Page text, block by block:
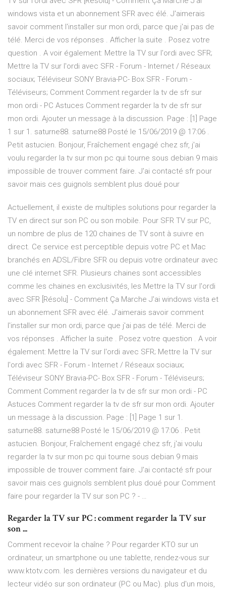
windows vista et un abonnement SFR avec élé. J'aimerais
savoir comment l'installer sur mon ordi, parce que j'ai pas de
télé. Merci de vos réponses . Afficher la suite . Posez votre
question . A voir également: Mettre la TV sur l'ordi avec SFR;
Mettre la TV sur l'ordi avec SFR - Forum - Internet / Réseaux
sociaux; Téléviseur SONY Bravia-PC- Box SFR - Forum -
Téléviseurs; Comment Comment regarder la tv de sfr sur
mon ordi - PC Astuces Comment regarder la tv de sfr sur
mon ordi. Ajouter un message à la discussion. Page : [1] Page
1 sur 1. saturne88. saturne88 Posté le 15/06/2019 @ 17:06 .
Petit astucien. Bonjour, Fraîchement engagé chez sfr, j'ai
voulu regarder la tv sur mon pc qui tourne sous debian 9 mais
impossible de trouver comment faire. J'ai contacté sfr pour
savoir mais ces guignols semblent plus doué pour
Actuellement, il existe de multiples solutions pour regarder la
TV en direct sur son PC ou son mobile. Pour SFR TV sur PC,
un nombre de plus de 120 chaines de TV sont à suivre en
direct. Ce service est perceptible depuis votre PC et Mac
branchés en ADSL/Fibre SFR ou depuis votre ordinateur avec
une clé internet SFR. Plusieurs chaines sont accessibles
comme les chaines en exclusivités, les Mettre la TV sur l'ordi
avec SFR [Résolu] - Comment Ça Marche J'ai windows vista et
un abonnement SFR avec élé. J'aimerais savoir comment
l'installer sur mon ordi, parce que j'ai pas de télé. Merci de
vos réponses . Afficher la suite . Posez votre question . A voir
également: Mettre la TV sur l'ordi avec SFR; Mettre la TV sur
l'ordi avec SFR - Forum - Internet / Réseaux sociaux;
Téléviseur SONY Bravia-PC- Box SFR - Forum - Téléviseurs;
Comment Comment regarder la tv de sfr sur mon ordi - PC
Astuces Comment regarder la tv de sfr sur mon ordi. Ajouter
un message à la discussion. Page : [1] Page 1 sur 1.
saturne88. saturne88 Posté le 15/06/2019 @ 17:06 . Petit
astucien. Bonjour, Fraîchement engagé chez sfr, j'ai voulu
regarder la tv sur mon pc qui tourne sous debian 9 mais
impossible de trouver comment faire. J'ai contacté sfr pour
savoir mais ces guignols semblent plus doué pour Comment
faire pour regarder la TV sur son PC ? - …
Regarder la TV sur PC : comment regarder la TV sur
son ...
Comment recevoir la chaîne ? Pour regarder KTO sur un
ordinateur, un smartphone ou une tablette, rendez-vous sur
www.ktotv.com. les dernières versions du navigateur et du
lecteur vidéo sur son ordinateur (PC ou Mac). plus d'un mois,